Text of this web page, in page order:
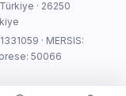
· 26250
· MERSIS:
50066